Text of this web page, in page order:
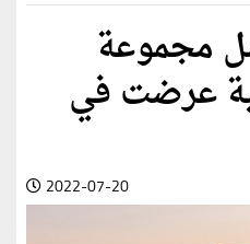
مجموعة
عرضت في
2022-07-20